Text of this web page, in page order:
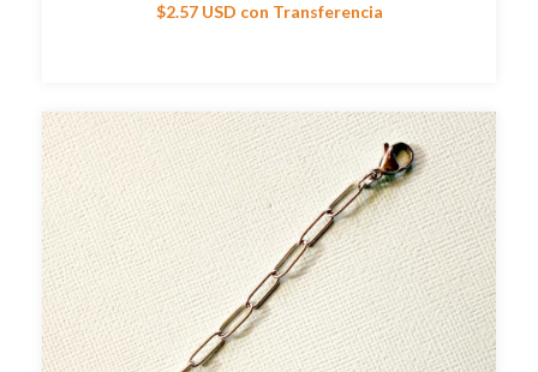
$2.57 USD con Transferencia